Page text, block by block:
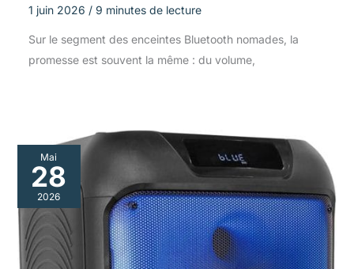
1 juin 2026 / 9 minutes de lecture
Sur le segment des enceintes Bluetooth nomades, la
promesse est souvent la même : du volume,
Mai
28
2026